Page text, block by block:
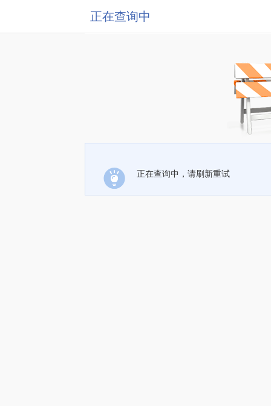
正在查询中
正在查询中，请刷新重试